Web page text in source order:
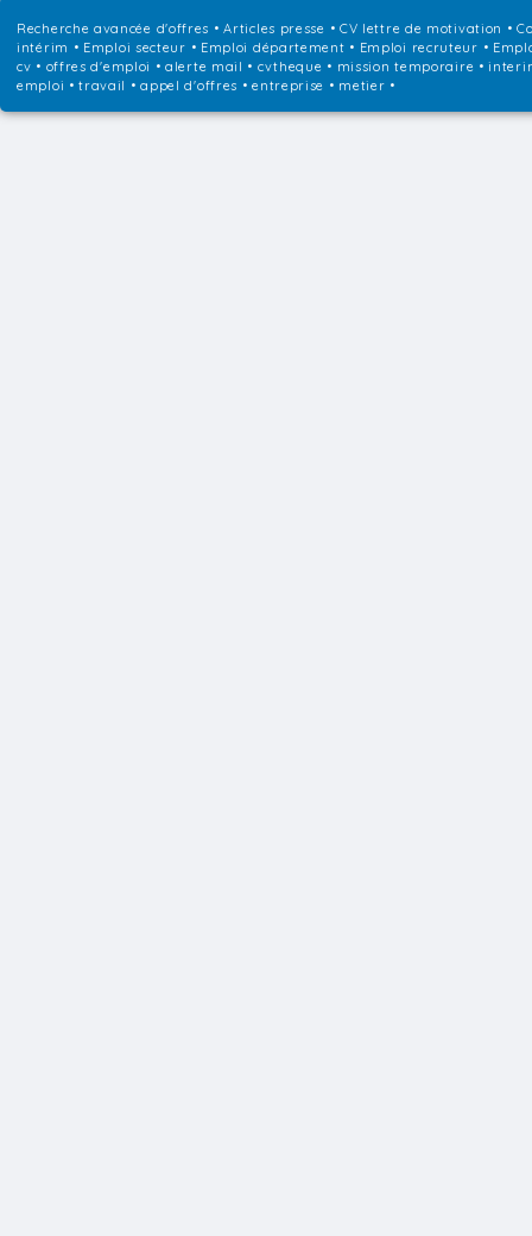
Recherche avancée d'offres •Articles presse • CV lettre de motivation •
intérim • Emploi secteur • Emploi département • Emploi recruteur •
cv • offres d'emploi • alerte mail • cvtheque • mission temporaire •
emploi • travail • appel d'offres • entreprise • metier •